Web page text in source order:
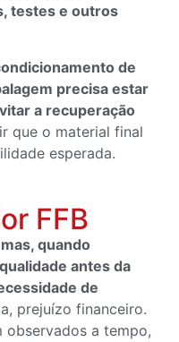
testes e outros
de
precisa estar
a recuperação
que o material final
esperada.
FFB
quando
antes da
de
prejuízo financeiro.
observados a tempo,